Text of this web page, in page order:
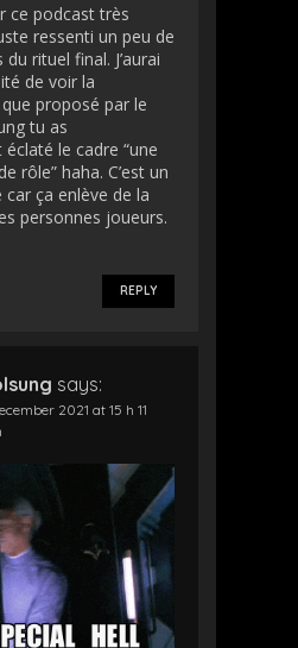
ce podcast très
ressenti un peu de
rituel final. J’aurai
de voir la
proposé par le
tu as
le cadre “une
rôle” haha. C’est un
ça enlève de la
personnes joueurs.
REPLY
says:
2021 at 15 h 11